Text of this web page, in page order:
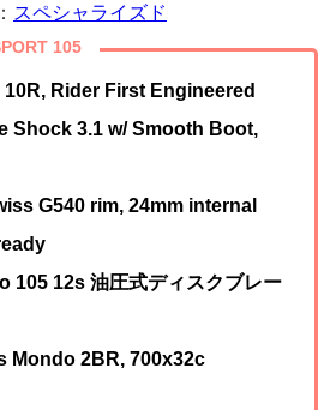
スペシャライズド
105
10R, Rider First Engineered
Shock 3.1 w/ Smooth Boot,
G540 rim, 24mm internal
105 12s 油圧式ディスクブレー
Mondo 2BR, 700x32c